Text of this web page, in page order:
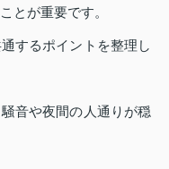
とが重要です。
するポイントを整理し
音や夜間の人通りが穏